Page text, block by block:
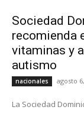
Sociedad
recomienda
vitaminas y
autismo
nacionales agosto
La Sociedad